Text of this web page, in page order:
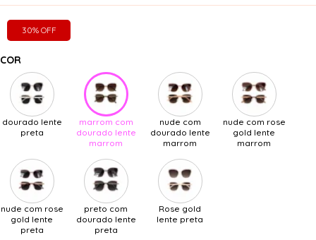
30% OFF
COR
dourado lente
preta
marrom com
dourado lente
marrom
nude com
dourado lente
marrom
nude com rose
gold lente
marrom
nude com rose
gold lente
preta
preto com
dourado lente
preta
Rose gold
lente preta